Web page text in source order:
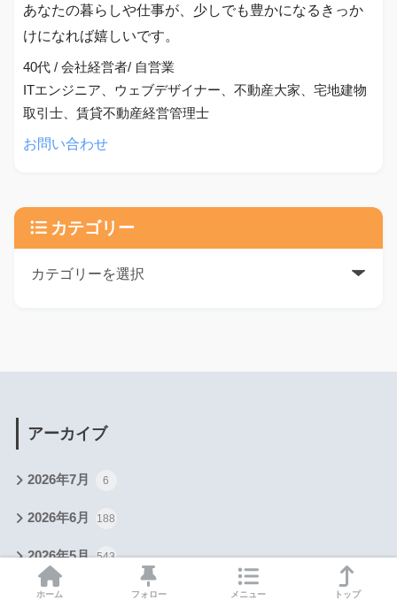
あなたの暮らしや仕事が、少しでも豊かになるきっか
けになれば嬉しいです。
40代 / 会社経営者/ 自営業
ITエンジニア、ウェブデザイナー、不動産大家、宅地建物
取引士、賃貸不動産経営管理士
お問い合わせ
カテゴリー
アーカイブ
2026年7月 6
2026年6月 188
2026年5月 543
2026年4月
ホーム フォロー メニュー トップ